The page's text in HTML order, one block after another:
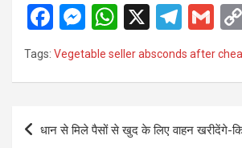
F
a
ce
o
M
es
se
g
W
h
at
A
X
T
el
e
a
G
m
ail
Tags: Vegetable seller absconds after
Post
धान से मिले पैसों से खुद के लिए वाहन खरीदेंगे-